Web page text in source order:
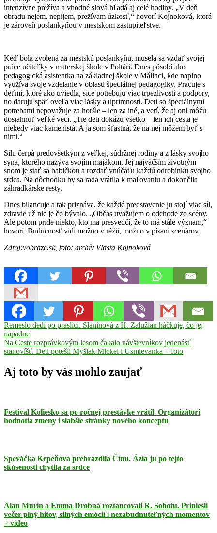
intenzívne prežíva a vhodné slová hľadá aj celé hodiny. „V deň
obradu nejem, nepijem, prežívam úzkosť,“ hovorí Kojnoková, ktorá
je zároveň poslankyňou v mestskom zastupiteľstve.
Keď bola zvolená za mestskú poslankyňu, musela sa vzdať svojej
práce učiteľky v materskej škole v Poltári. Dnes pôsobí ako
pedagogická asistentka na základnej škole v Málinci, kde naplno
využíva svoje vzdelanie v oblasti špeciálnej pedagogiky. Pracuje s
deťmi, ktoré ako uviedla, síce potrebujú viac trpezlivosti a podpory,
no darujú späť oveľa viac lásky a úprimnosti. Deti so špeciálnymi
potrebami nepovažuje za horšie – len za iné, a verí, že aj oni môžu
dosiahnuť veľké veci. „Tie deti dokážu všetko – len ich cesta je
niekedy viac kamenistá. A ja som šťastná, že na nej môžem byť s
nimi.“
Silu čerpá predovšetkým z veľkej, súdržnej rodiny a z lásky svojho
syna, ktorého nazýva svojím majákom. Jej najväčším životným
snom je stať sa babičkou a rozdať vnúčaťu každú odrobinku svojho
srdca. Na dôchodku by sa rada vrátila k maľovaniu a dokončila
záhradkárske resty.
Dnes bilancuje a tak priznáva, že každé predstavenie ju stojí viac síl,
zdravie už nie je čo bývalo. „Občas uvažujem o odchode zo scény.
Ale potom príde niekto, kto ma presvedčí, že to má stále význam,“
hovorí. Budúcnosť vidí možno v réžii, možno v písaní scenárov.
Zdroj:vobraze.sk, foto: archív Vlasta Kojnoková
divadloKojnokováMsZochotnícke
divadloPoltár
Navigácia
v
článku
Previous
Post:
Remeslo dedí po praslici. Slaninová z H. Zalužian háčkuje, čo jej
napadne
Next
Post:
Na Ceste rozprávkovým lesom čakalo návštevníkov jedenásť
stanovíšť. Deti potešil Myšiak Mickei i Usmievanka + foto
Aj toto by vás mohlo zaujať
Festival Koliesko sa po ročnej prestávke vrátil. Organizátori
hodnotia zmeny i slabšie stránky nového konceptu
Speváčka Kepeňová prebrázdila Čínu. Ázia ju po tejto
skúsenosti chytila za srdce
Alan Murin a Emma Drobná roztancovali R. Sobotu. Priniesli
večer plný hitov, silných emócií i nezabudnuteľných momentov
+ video